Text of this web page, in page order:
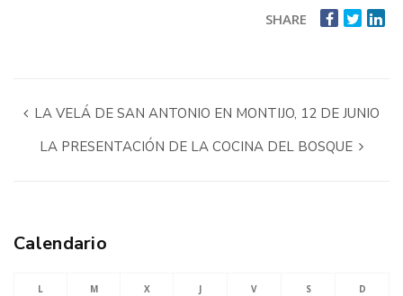
SHARE
LA VELÁ DE SAN ANTONIO EN MONTIJO, 12 DE JUNIO
LA PRESENTACIÓN DE LA COCINA DEL BOSQUE
Calendario
L M X J V S D